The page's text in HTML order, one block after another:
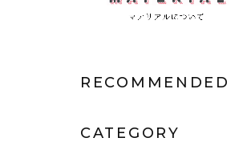
RECOMMENDED
CATEGORY